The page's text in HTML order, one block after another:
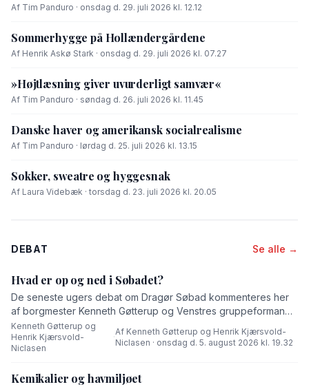
Af Tim Panduro · onsdag d. 29. juli 2026 kl. 12.12
Sommerhygge på Hollændergårdene
Af Henrik Askø Stark · onsdag d. 29. juli 2026 kl. 07.27
»Højtlæsning giver uvurderligt samvær«
Af Tim Panduro · søndag d. 26. juli 2026 kl. 11.45
Danske haver og amerikansk socialrealisme
Af Tim Panduro · lørdag d. 25. juli 2026 kl. 13.15
Sokker, sweatre og hyggesnak
Af Laura Videbæk · torsdag d. 23. juli 2026 kl. 20.05
DEBAT Se alle →
Hvad er op og ned i Søbadet?
De seneste ugers debat om Dragør Søbad kommenteres her
af borgmester Kenneth Gøtterup og Venstres gruppeformand
Henrik Kjærsvold-Niclasen.
Kenneth Gøtterup og
Henrik Kjærsvold-
Niclasen
·
Af Kenneth Gøtterup og Henrik Kjærsvold-
Niclasen · onsdag d. 5. august 2026 kl. 19.32
Kemikalier og havmiljøet